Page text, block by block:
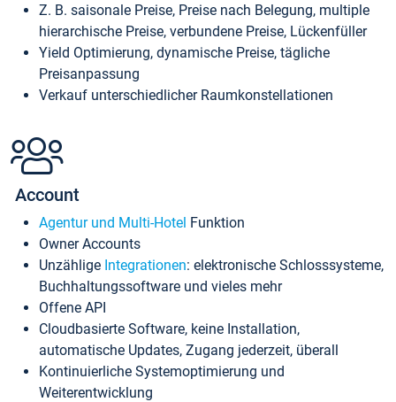
Z. B. saisonale Preise, Preise nach Belegung, multiple
hierarchische Preise, verbundene Preise, Lückenfüller
Yield Optimierung, dynamische Preise, tägliche
Preisanpassung
Verkauf unterschiedlicher Raumkonstellationen
Account
Agentur und Multi-Hotel Funktion
Owner Accounts
Unzählige Integrationen: elektronische Schlosssysteme,
Buchhaltungssoftware und vieles mehr
Offene API
Cloudbasierte Software, keine Installation,
automatische Updates, Zugang jederzeit, überall
Kontinuierliche Systemoptimierung und
Weiterentwicklung